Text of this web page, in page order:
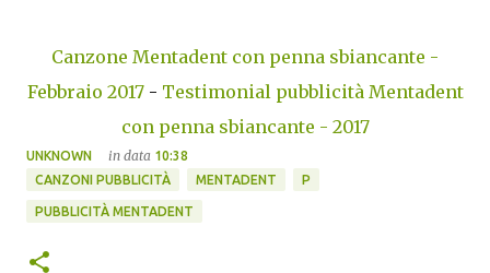
Canzone Mentadent con penna sbiancante -
Febbraio 2017- Testimonial pubblicità Mentadent
con penna sbiancante - 2017
UNKNOWN in data 10:38
CANZONI PUBBLICITÀ
MENTADENT P
PUBBLICITÀ MENTADENT